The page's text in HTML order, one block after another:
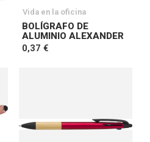
Vida en la oficina
BOLÍGRAFO DE
ALUMINIO ALEXANDER
0,37 €